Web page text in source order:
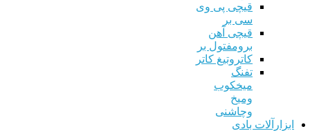
قیچی پی وی
سی بر
قیچی آهن
برومفتول بر
کاتروتیغ کاتر
تفنگ
میخکوب
وچاشنی
بادی